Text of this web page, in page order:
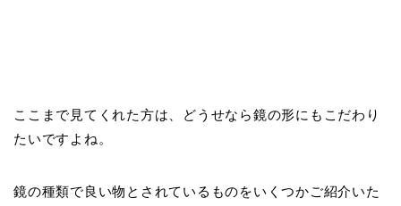
ここまで見てくれた方は、どうせなら鏡の形にもこだわり
たいですよね。
鏡の種類で良い物とされているものをいくつかご紹介いた